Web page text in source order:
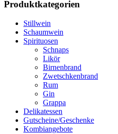
Produktkategorien
Stillwein
Schaumwein
Spirituosen
Schnaps
Likör
Birnenbrand
Zwetschkenbrand
Rum
Gin
Grappa
Delikatessen
Gutscheine/Geschenke
Kombiangebote